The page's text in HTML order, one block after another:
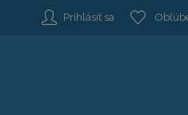
Prihlásiť sa